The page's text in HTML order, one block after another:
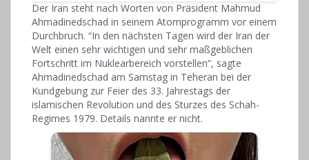
Der Iran steht nach Worten von Präsident Mahmud
Ahmadinedschad in seinem Atomprogramm vor einem
Durchbruch. “In den nächsten Tagen wird der Iran der
Welt einen sehr wichtigen und sehr maßgeblichen
Fortschritt im Nuklearbereich vorstellen”, sagte
Ahmadinedschad am Samstag in Teheran bei der
Kundgebung zur Feier des 33. Jahrestags der
islamischen Revolution und des Sturzes des Schah-
Regimes 1979. Details nannte er nicht.